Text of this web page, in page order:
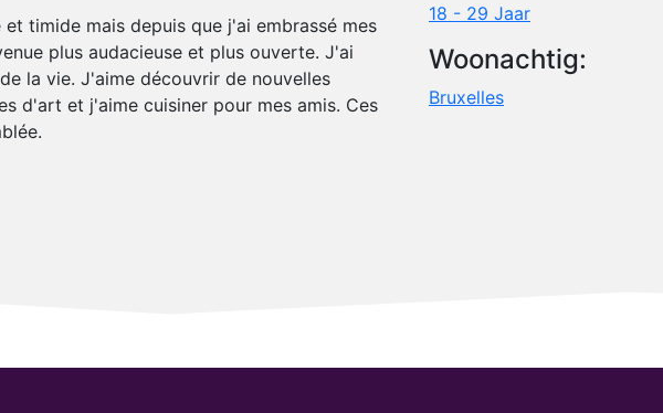
timide mais depuis que j'ai embrassé mes
plus audacieuse et plus ouverte. J'ai
la vie. J'aime découvrir de nouvelles
d'art et j'aime cuisiner pour mes amis. Ces
18 - 29 Jaar
Woonachtig:
Bruxelles